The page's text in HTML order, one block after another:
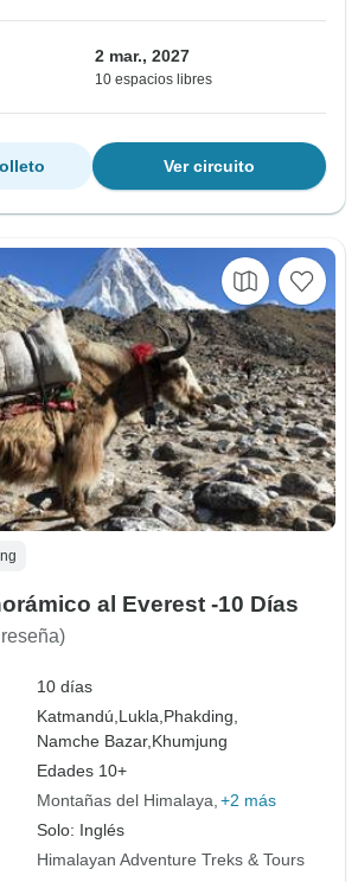
2 mar., 2027
10 espacios libres
Ver circuito
al Everest -10 Días
10 días
Katmandú, Lukla, Phakding,
Namche Bazar, Khumjung
Edades 10+
Montañas del Himalaya +2 más
Solo: Inglés
Himalayan Adventure Treks & Tours